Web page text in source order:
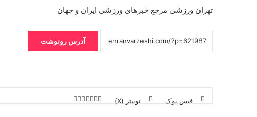
تهران ورزشی مرجع خبرهای ورزشی ایران و جهان
آدرس رونوشت
فیس بوک توییتر (X)